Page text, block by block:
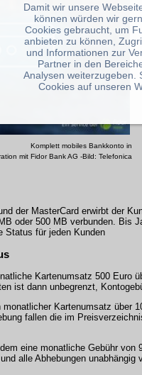
Komplett mobiles Bankkonto in
mit Fidor Bank AG -Bild: Telefonica
der MasterCard erwirbt der
oder 500 MB verbunden. Bis
Status für jeden Kunden
Kartenumsatz 500 Euro
ist dann unbegrenzt,
Kartenumsatz über
fallen die im
eine monatliche Gebühr
alle Abhebungen
Damit wir unsere
können würden wir
Cookies gebraucht, um
anbieten zu können,
und Informationen zur
Partner in den
Analysen weiterzugeben.
Cookies auf unseren